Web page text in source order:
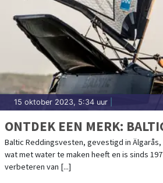
15 oktober 2023, 5:34 uur
ONTDEK EEN MERK:
Baltic Reddingsvesten, gevestigd in
wat met water te maken heeft en is sinds
verbeteren van [...]